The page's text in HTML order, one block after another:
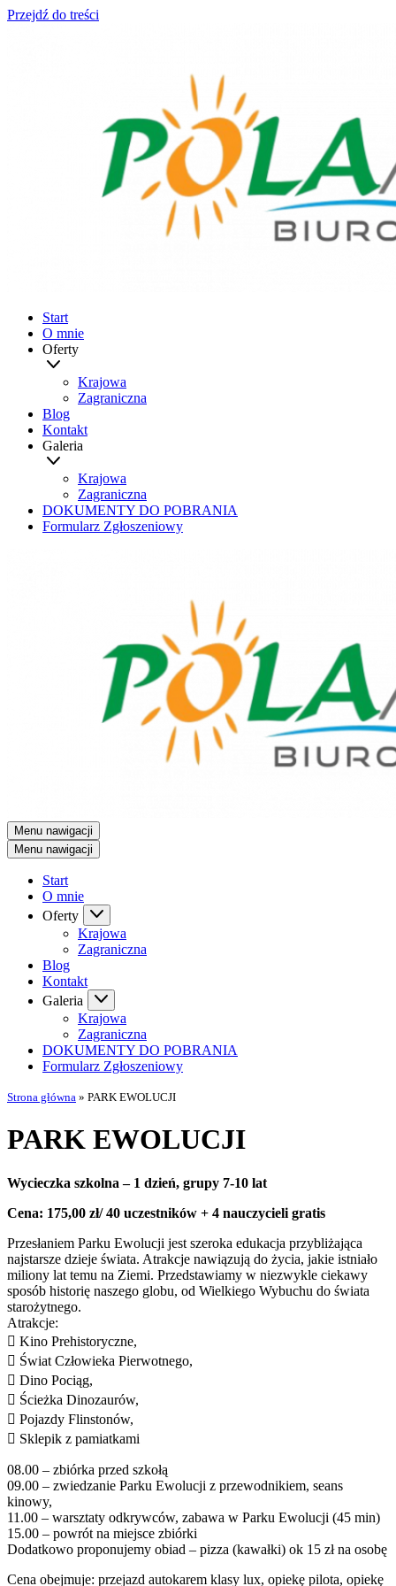
Przejdź do treści
Start
O mnie
Oferty
Krajowa
Zagraniczna
Blog
Kontakt
Galeria
Krajowa
Zagraniczna
DOKUMENTY DO POBRANIA
Formularz Zgłoszeniowy
Menu nawigacji
Menu nawigacji
Start
O mnie
Oferty
Krajowa
Zagraniczna
Blog
Kontakt
Galeria
Krajowa
Zagraniczna
DOKUMENTY DO POBRANIA
Formularz Zgłoszeniowy
Strona główna » PARK EWOLUCJI
PARK EWOLUCJI
Wycieczka szkolna – 1 dzień, grupy 7-10 lat
Cena: 175,00 zł/ 40 uczestników + 4 nauczycieli gratis
Przesłaniem Parku Ewolucji jest szeroka edukacja przybliżająca
najstarsze dzieje świata. Atrakcje nawiązują do życia, jakie istniało
miliony lat temu na Ziemi. Przedstawiamy w niezwykle ciekawy
sposób historię naszego globu, od Wielkiego Wybuchu do świata
starożytnego.
Atrakcje:
 Kino Prehistoryczne,
 Świat Człowieka Pierwotnego,
 Dino Pociąg,
 Ścieżka Dinozaurów,
 Pojazdy Flinstonów,
 Sklepik z pamiatkami
08.00 – zbiórka przed szkołą
09.00 – zwiedzanie Parku Ewolucji z przewodnikiem, seans
kinowy,
11.00 – warsztaty odkrywców, zabawa w Parku Ewolucji (45 min)
15.00 – powrót na miejsce zbiórki
Dodatkowo proponujemy obiad – pizza (kawałki) ok 15 zł na osobę
Cena obejmuje: przejazd autokarem klasy lux, opiekę pilota, opiekę